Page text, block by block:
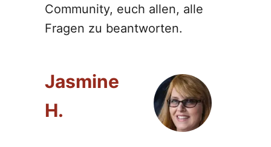
Community, euch allen, alle
Fragen zu beantworten.
Jasmine
H.